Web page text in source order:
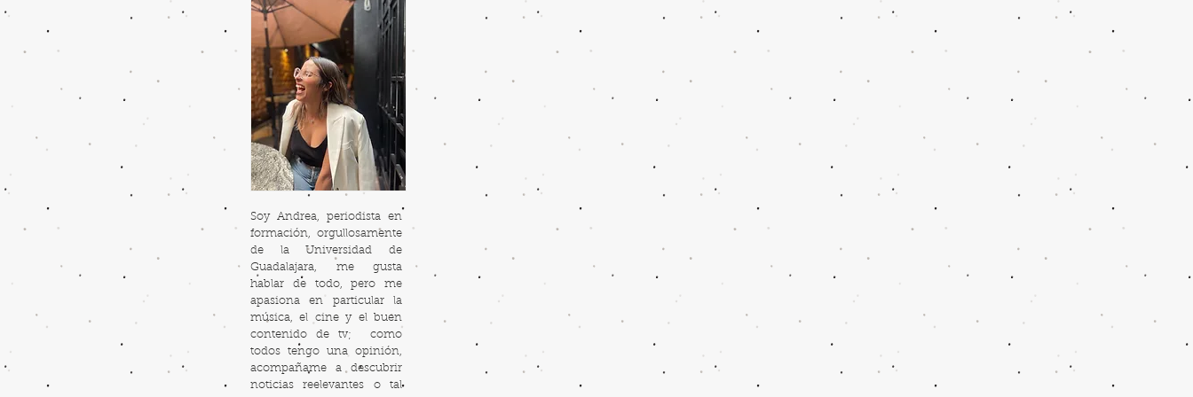
Soy Andrea, periodista en
formación, orgullosamente
de la Universidad de
Guadalajara, me gusta
hablar de todo, pero me
apasiona en particular la
música, el cine y el buen
contenido de tv; como
todos tengo una opinión,
acompañame a descubrir
noticias reelevantes o tal